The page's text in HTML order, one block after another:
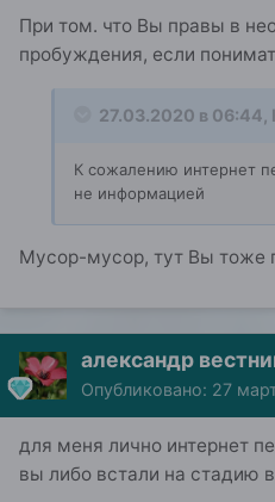
При том. что Вы правы в
пробуждения, если
27.03.2020 в 06:44,
К сожалению интернет
не информацией
Мусор-мусор, тут Вы тоже
александр
Опубликовано: 27
для меня лично интернет
вы либо встали на стадию